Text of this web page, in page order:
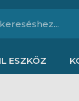
ESZKÖZ